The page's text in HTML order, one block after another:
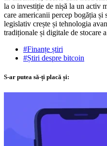
la o investiție de nișă la un activ
care americanii percep bogăția și
legislativ crește și tehnologia
tradiționale și digitale de stocare
#Finanțe știri
#Știri despre bitcoin
S-ar putea să-ți placă și: